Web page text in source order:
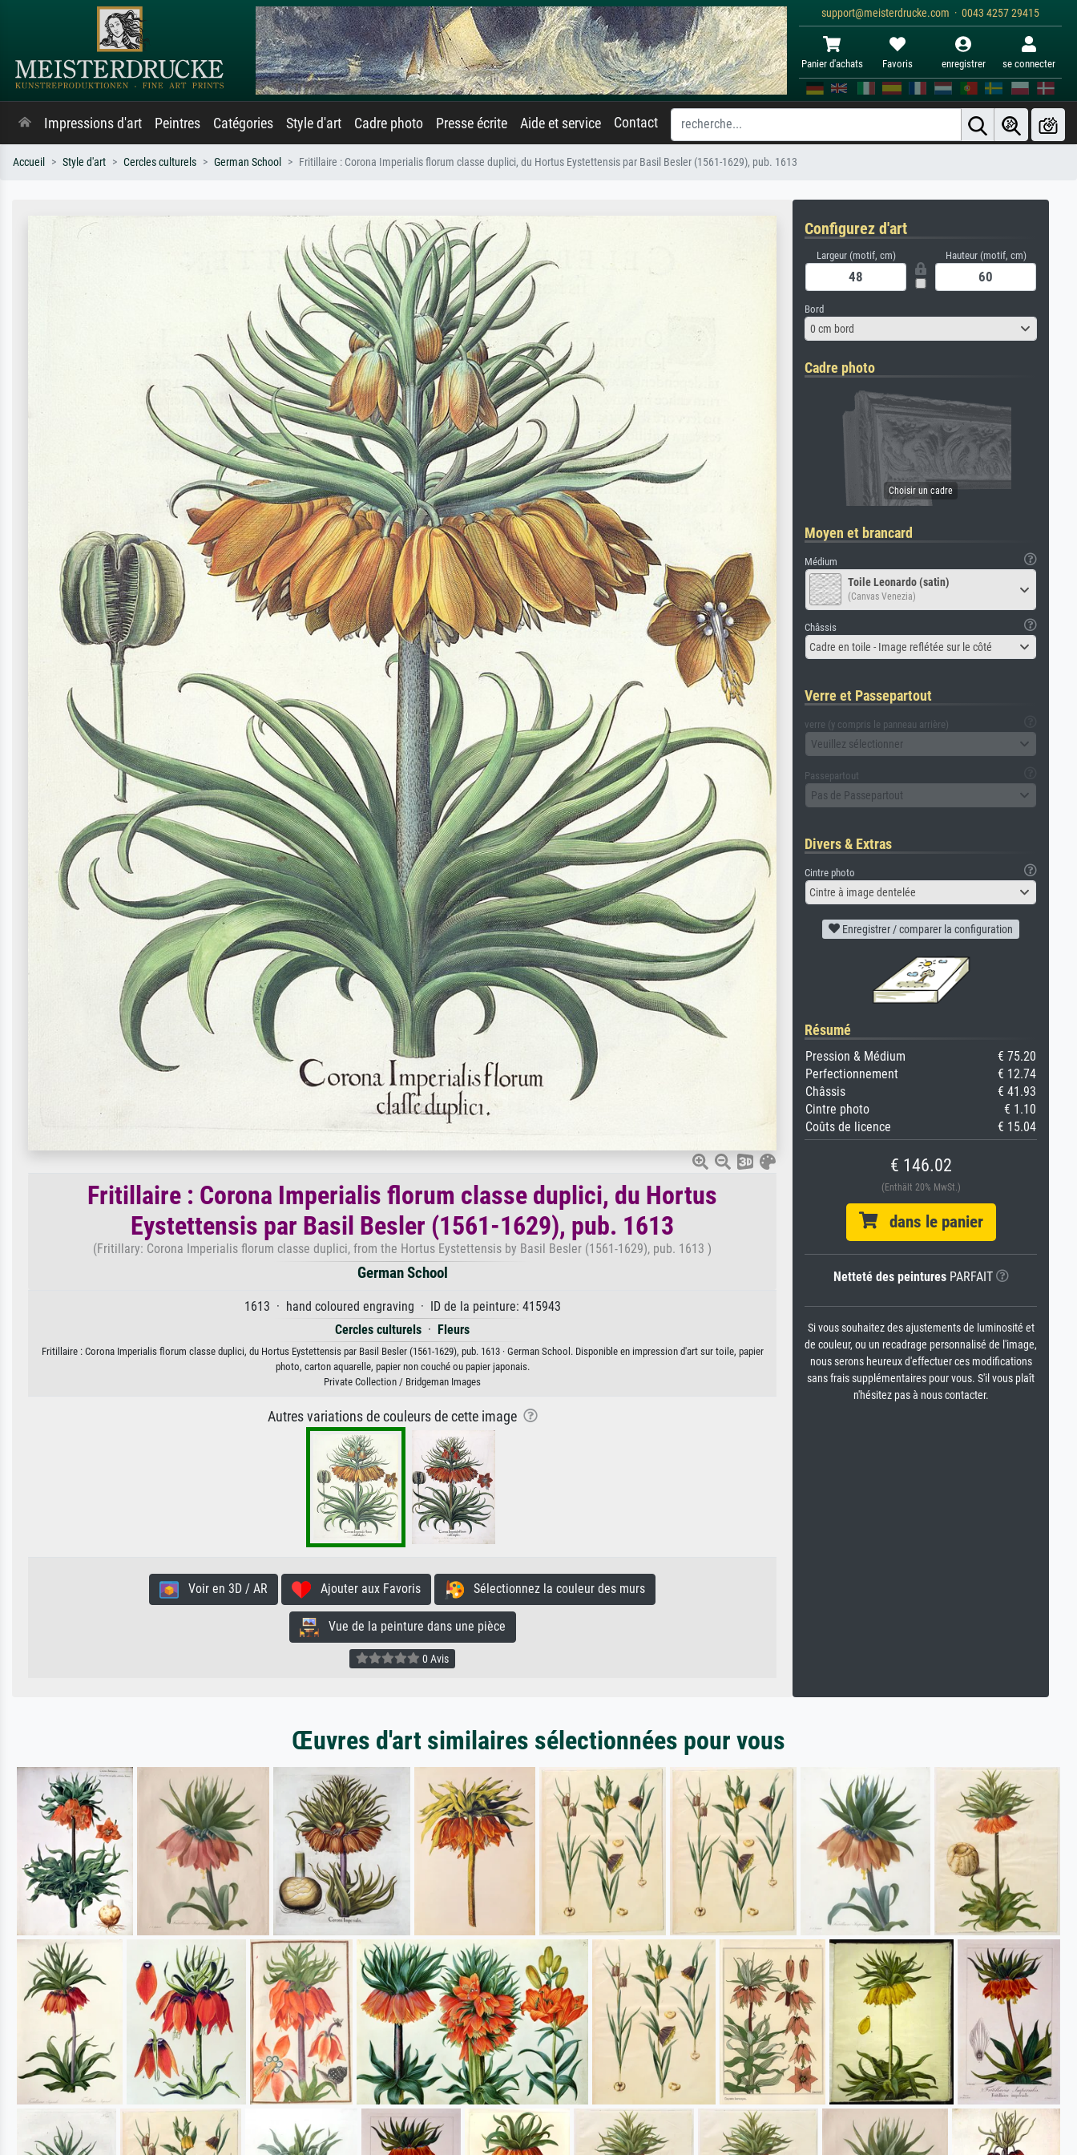
support@meisterdrucke.com · 0043 4257 29415
Panier d'achats Favoris enregistrer se connecter
Impressions d'art Peintres Catégories Style d'art Cadre photo Presse écrite Aide et service Contact
Accueil Style d'art Cercles culturels German School Fritillaire : Corona Imperialis florum classe duplici, du Hortus Eystettensis par Basil Besler (1561-1629), pub. 1613
Fritillaire : Corona Imperialis florum classe duplici, du Hortus
Eystettensis par Basil Besler (1561-1629), pub. 1613
(Fritillary: Corona Imperialis florum classe duplici, from the Hortus Eystettensis by Basil Besler (1561-1629), pub. 1613 )
German School
1613 · hand coloured engraving · ID de la peinture: 415943
Cercles culturels · Fleurs
Fritillaire : Corona Imperialis florum classe duplici, du Hortus Eystettensis par Basil Besler (1561-1629), pub. 1613 · German School. Disponible en impression d'art sur toile, papier
photo, carton aquarelle, papier non couché ou papier japonais.
Private Collection / Bridgeman Images
Autres variations de couleurs de cette image
Voir en 3D / AR Ajouter aux Favoris Sélectionnez la couleur des murs
Vue de la peinture dans une pièce
0 Avis
Configurez d'art
Largeur (motif, cm) Hauteur (motif, cm)
Bord
0 cm bord
Cadre photo
Moyen et brancard
Médium
Toile Leonardo (satin)
(Canvas Venezia)
Châssis
Cadre en toile - Image reflétée sur le côté
Verre et Passepartout
verre (y compris le panneau arrière)
Veuillez sélectionner
Passepartout
Pas de Passepartout
Divers & Extras
Cintre photo
Cintre à image dentelée
Enregistrer / comparer la configuration
Résumé
Pression & Médium
€ 75.20
Perfectionnement
€ 12.74
Châssis
€ 41.93
Cintre photo
€ 1.10
Coûts de licence
€ 15.04
€ 146.02
(Enthält 20% MwSt.)
dans le panier
Netteté des peinturesPARFAIT
Si vous souhaitez des ajustements de luminosité et
de couleur, ou un recadrage personnalisé de l'image,
nous serons heureux d'effectuer ces modifications
sans frais supplémentaires pour vous. S'il vous plaît
n'hésitez pas à nous contacter.
Œuvres d'art similaires sélectionnées pour vous